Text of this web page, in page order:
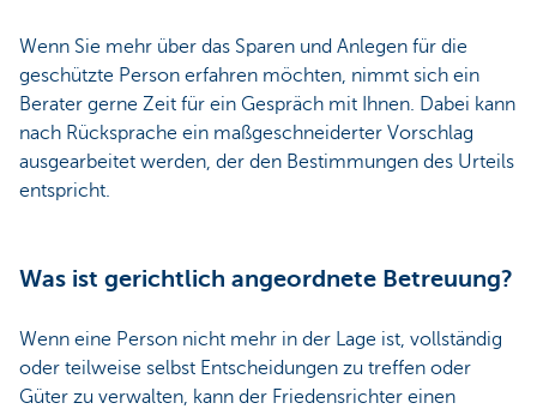
Wenn Sie mehr über das Sparen und Anlegen für die
geschützte Person erfahren möchten, nimmt sich ein
Berater gerne Zeit für ein Gespräch mit Ihnen. Dabei kann
nach Rücksprache ein maßgeschneiderter Vorschlag
ausgearbeitet werden, der den Bestimmungen des Urteils
entspricht.
Was ist gerichtlich angeordnete Betreuung?
Wenn eine Person nicht mehr in der Lage ist, vollständig
oder teilweise selbst Entscheidungen zu treffen oder
Güter zu verwalten, kann der Friedensrichter einen